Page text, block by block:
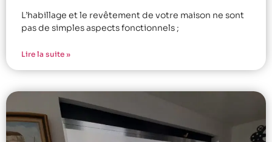
L’habillage et le revêtement de votre maison ne sont
pas de simples aspects fonctionnels ;
Lire la suite »